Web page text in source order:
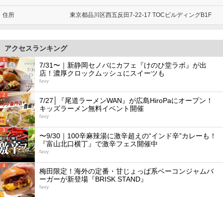
住所 東京都品川区西五反田7-22-17 TOCビルディングB1F
アクセスランキング
1
7/31〜｜新静岡セノバにカフェ『けのひ堂ラボ』が出
店！濃厚クロックムッシュにスイーツも
favy
2
7/27│『尾道ラーメンWAN』が広島HiroPaにオープン！
キッズラーメン無料イベント開催
favy
3
〜9/30｜100辛麻辣湯に激辛超えの“インド辛”カレーも！
『富山北口横丁』で激辛フェス開催中
favy
4
梅田限定！海外の定番・甘じょっぱ系ベーコンジャムバ
ーガーが新登場『BRISK STAND』
favy